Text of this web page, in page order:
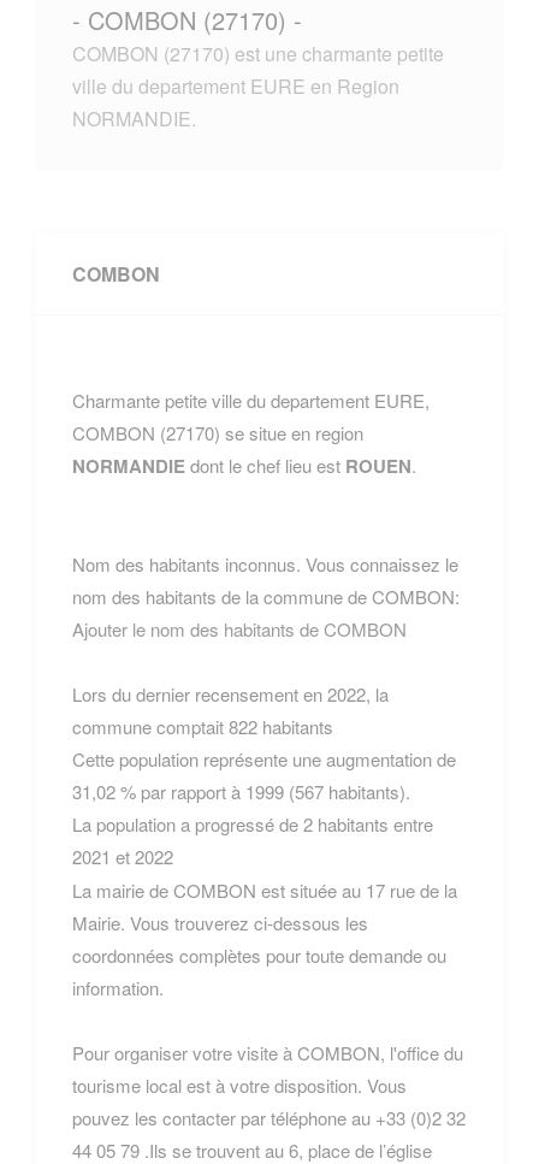
- COMBON (27170) -
COMBON (27170) est une charmante petite
ville du departement EURE en Region
NORMANDIE.
COMBON
Charmante petite ville du departement EURE,
COMBON (27170) se situe en region
NORMANDIEdont le chef lieu est ROUEN.
Nom des habitants inconnus. Vous connaissez le
nom des habitants de la commune de COMBON:
Ajouter le nom des habitants de COMBON
Lors du dernier recensement en 2022, la
commune comptait 822 habitants
Cette population représente une augmentation de
31,02 % par rapport à 1999 (567 habitants).
La population a progressé de 2 habitants entre
2021 et 2022
La mairie de COMBON est située au 17 rue de la
Mairie. Vous trouverez ci-dessous les
coordonnées complètes pour toute demande ou
information.
Pour organiser votre visite à COMBON, l'office du
tourisme local est à votre disposition. Vous
pouvez les contacter par téléphone au +33 (0)2 32
44 05 79 .Ils se trouvent au 6, place de l’église